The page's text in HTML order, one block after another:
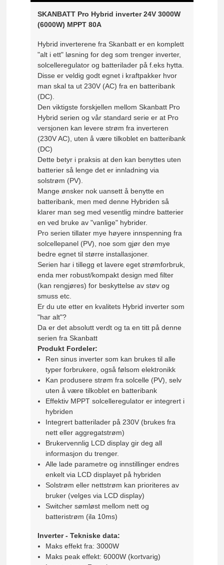
SKANBATT Pro Hybrid inverter 24V 3000W
(6000W) MPPT 80A
Hybrid inverterene fra Skanbatt er en komplett
"alt i ett" løsning for deg som trenger inverter,
solcelleregulator og batterilader på f.eks hytta.
Disse er veldig godt egnet i kraftpakker hvor
man skal ta ut 230V (AC) fra en batteribank
(DC).
Den viktigste forskjellen mellom Skanbatt Pro
Hybrid serien og vår standard serie er at Pro
versjonen kan levere strøm fra inverteren
(230V AC), uten å være tilkoblet en batteribank
(DC)
Dette betyr i praksis at den kan benyttes uten
batterier så lenge det er innladning via
solstrøm (PV).
Mange ønsker nok uansett å benytte en
batteribank, men med denne Hybriden så
klarer man seg med vesentlig mindre batterier
en ved bruke av "vanlige" hybrider.
Pro serien tillater mye høyere innspenning fra
solcellepanel (PV), noe som gjør den mye
bedre egnet til større installasjoner.
Serien har i tillegg et lavere eget strømforbruk,
enda mer robust/kompakt design med filter
(kan rengjøres) for beskyttelse av støv og
smuss etc.
Er du ute etter en kvalitets Hybrid inverter som
"har alt"?
Da er det absolutt verdt og ta en titt på denne
serien fra Skanbatt
Produkt Fordeler:
Ren sinus inverter som kan brukes til alle
typer forbrukere, også følsom elektronikk
Kan produsere strøm fra solcelle (PV), selv
uten å være tilkoblet en batteribank
Effektiv MPPT solcelleregulator er integrert i
hybriden
Integrert batterilader på 230V (brukes fra
nett eller aggregatstrøm)
Brukervennlig LCD display gir deg all
informasjon du trenger.
Alle lade parametre og innstillinger endres
enkelt via LCD displayet på hybriden
Solstrøm eller nettstrøm kan prioriteres av
bruker (velges via LCD display)
Switcher sømløst mellom nett og
batteristrøm (ila 10ms)
Inverter - Tekniske data:
Maks effekt fra: 3000W
Maks peak effekt: 6000W (kortvarig)